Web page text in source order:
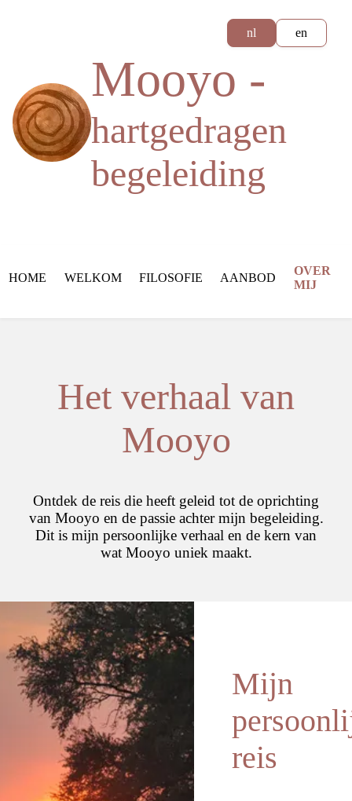
nl en
Mooyo -
hartgedragen
begeleiding
HOME WELKOM FILOSOFIE AANBOD
OVER
MIJ
Het verhaal van
Mooyo
Ontdek de reis die heeft geleid tot de oprichting
van Mooyo en de passie achter mijn begeleiding.
Dit is mijn persoonlijke verhaal en de kern van
wat Mooyo uniek maakt.
Mijn
reis